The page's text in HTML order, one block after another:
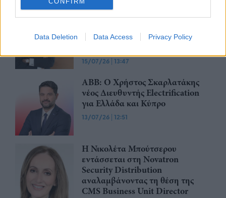
Data Deletion Data Access Privacy Policy
Ο Κωνσταντίνος Μεφσούτ
Διευθυντής του PhARMA
15/07/26 | 13:47
ABB: Ο Χρήστος Σκαρλατάκης
νέος Διευθυντής Electrification
για Ελλάδα και Κύπρο
13/07/26 | 12:51
Η Νικολέτα Μπούτσερου
εντάσσεται στη Novatron
Security Distribution
αναλαμβάνοντας τη θέση της
CMS Business Unit Director